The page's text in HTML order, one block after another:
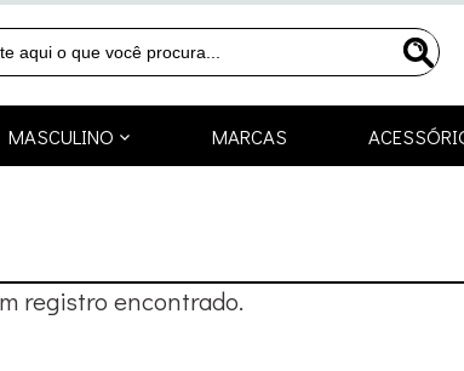
MASCULINO MARCAS
registro encontrado.